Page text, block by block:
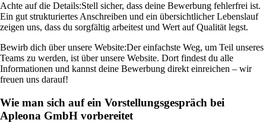
Achte auf die Details:Stell sicher, dass deine Bewerbung fehlerfrei ist.
Ein gut strukturiertes Anschreiben und ein übersichtlicher Lebenslauf
zeigen uns, dass du sorgfältig arbeitest und Wert auf Qualität legst.
Bewirb dich über unsere Website:Der einfachste Weg, um Teil unseres
Teams zu werden, ist über unsere Website. Dort findest du alle
Informationen und kannst deine Bewerbung direkt einreichen – wir
freuen uns darauf!
Wie man sich auf ein Vorstellungsgespräch bei
Apleona GmbH vorbereitet